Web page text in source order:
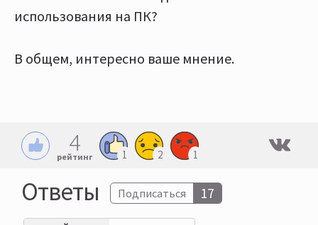
использования на ПК?
В общем, интересно ваше мнение.
4
рейтинг 1 2 1
Ответы Подписаться 17